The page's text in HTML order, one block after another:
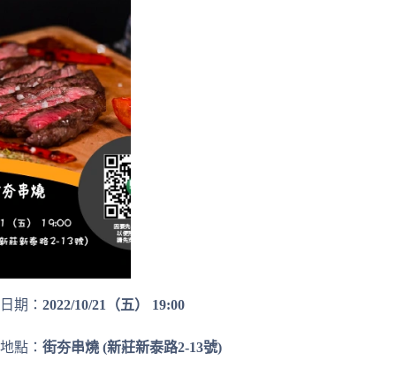
日期： 2022/10/21（五） 19:00
地點： 街夯串燒 (新莊新泰路2-13號)